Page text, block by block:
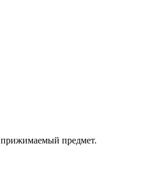
прижимаемый предмет.